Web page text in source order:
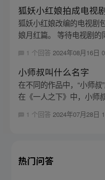
狐妖小红娘拍成电视
狐妖小红娘改编的电视剧
娘月红篇。 等待电视剧
1 个回答 2024年08月16日
小师叔叫什么名字
在不同的作品中，“小师
在《一人之下》中，小师
1 个回答2024年07月28日
热门问答